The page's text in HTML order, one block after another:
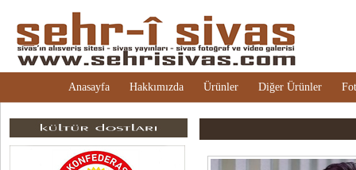
Anasayfa Hakkımızda Ürünler Diğer Ürünler